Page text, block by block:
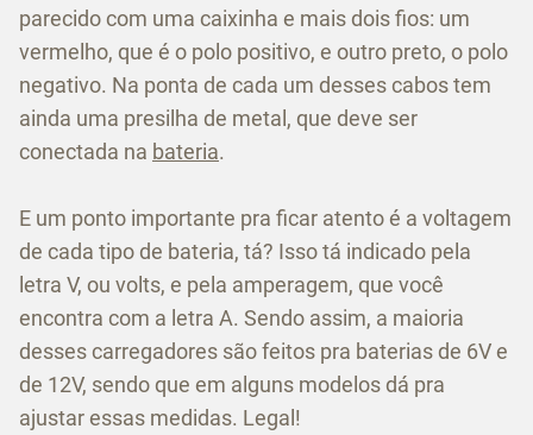
parecido com uma caixinha e mais dois fios: um
vermelho, que é o polo positivo, e outro preto, o polo
negativo. Na ponta de cada um desses cabos tem
ainda uma presilha de metal, que deve ser
conectada na bateria.
E um ponto importante pra ficar atento é a voltagem
de cada tipo de bateria, tá? Isso tá indicado pela
letra V, ou volts, e pela amperagem, que você
encontra com a letra A. Sendo assim, a maioria
desses carregadores são feitos pra baterias de 6V e
de 12V, sendo que em alguns modelos dá pra
ajustar essas medidas. Legal!